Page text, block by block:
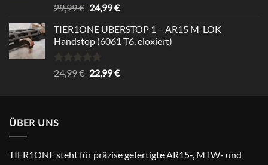
Bewertet
mit
von 5
29,99€ Ursprünglicher
war:
29,99 €
24,99€Aktueller
ist:
24,99 €.
TIER1ONE UBERSTOP 1 – AR15 M-LOK
Handstop (6061 T6, eloxiert)
Bewertet
mit
24,99€ Ursprünglicher
22,99€Aktueller
ÜBER UNS
TIER1ONE steht für präzise gefertigte AR15-, MTW- und